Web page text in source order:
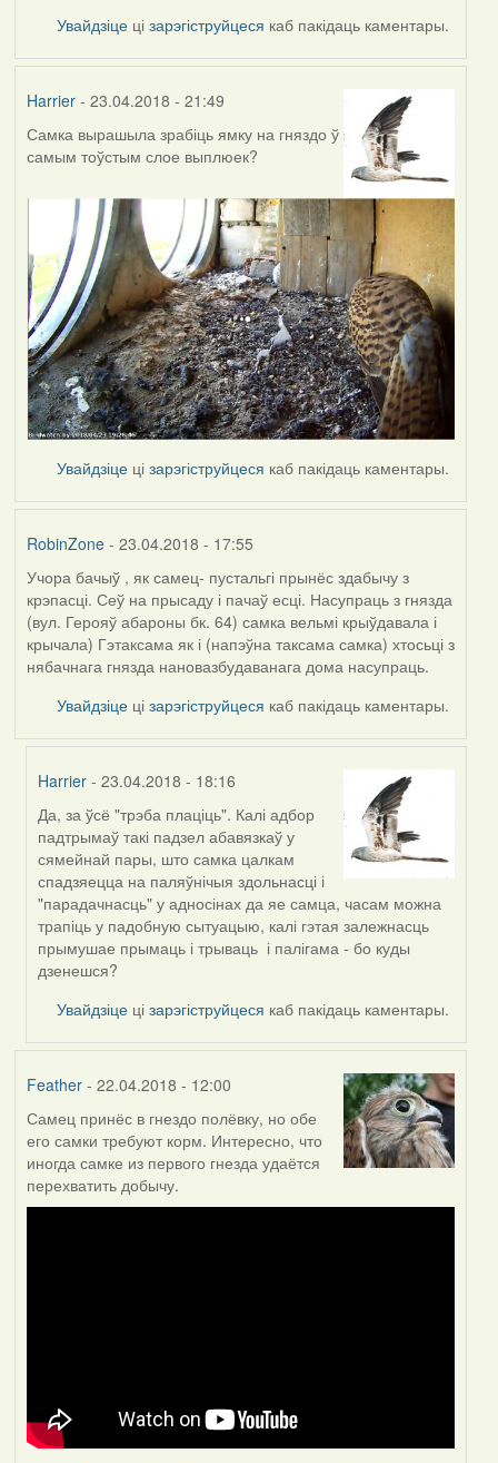
Увайдзіце цізарэгіструйцеся каб пакідаць каментары.
Harrier- 23.04.2018 - 21:49
Самка вырашыла зрабіць ямку на гняздо ў
самым тоўстым слое выплюек?
Увайдзіце цізарэгіструйцеся каб пакідаць каментары.
RobinZone- 23.04.2018 - 17:55
Учора бачыў , як самец- пустальгі прынёс здабычу з
крэпасці. Сеў на прысаду і пачаў есці. Насупраць з гнязда
(вул. Герояў абароны бк. 64) самка вельмі крыўдавала і
крычала) Гэтаксама як і (напэўна таксама самка) хтосьці з
нябачнага гнязда нановазбудаванага дома насупраць.
Увайдзіце цізарэгіструйцеся каб пакідаць каментары.
Harrier - 23.04.2018 - 18:16
In
reply
to
by
RobinZone
Да, за ўсё "трэба плаціць". Калі адбор
падтрымаў такі падзел абавязкаў у
сямейнай пары, што самка цалкам
спадзяецца на паляўнічыя здольнасці і
"парадачнасць" у адносінах да яе самца, часам можна
трапіць у падобную сытуацыю, калі гэтая залежнасць
прымушае прымаць і трываць і палігама - бо куды
дзенешся?
Увайдзіце цізарэгіструйцеся каб пакідаць каментары.
Feather- 22.04.2018 - 12:00
Самец принёс в гнездо полёвку, но обе
его самки требуют корм. Интересно, что
иногда самке из первого гнезда удаётся
перехватить добычу.